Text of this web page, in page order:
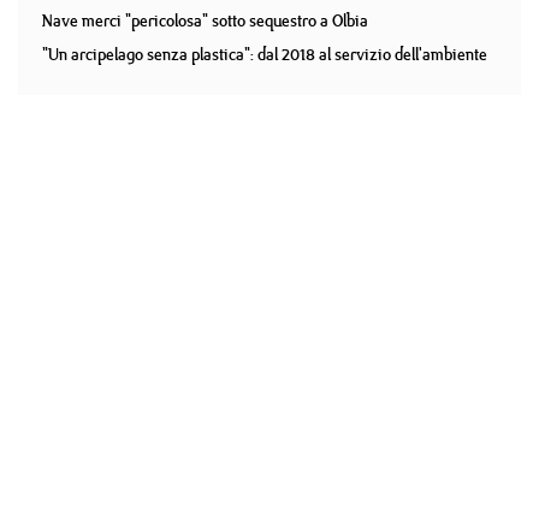
Nave merci "pericolosa" sotto sequestro a Olbia
"Un arcipelago senza plastica": dal 2018 al servizio dell'ambiente